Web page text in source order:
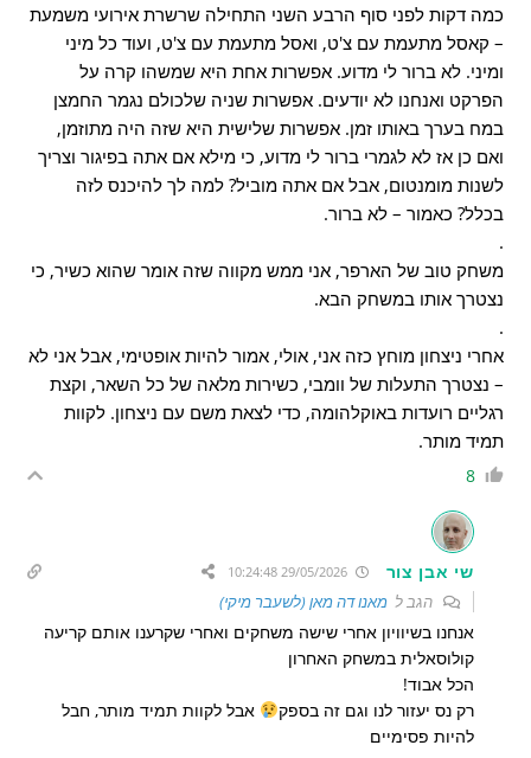
כמה דקות לפני סוף הרבע השני התחילה שרשרת אירועי משמעת
– קאסל מתעמת עם צ'ט, ואסל מתעמת עם צ'ט, ועוד כל מיני
ומיני. לא ברור לי מדוע. אפשרות אחת היא שמשהו קרה על
הפרקט ואנחנו לא יודעים. אפשרות שניה שלכולם נגמר החמצן
במח בערך באותו זמן. אפשרות שלישית היא שזה היה מתוזמן,
ואם כן אז לא לגמרי ברור לי מדוע, כי מילא אם אתה בפיגור וצריך
לשנות מומנטום, אבל אם אתה מוביל? למה לך להיכנס לזה
בכלל? כאמור – לא ברור.
.
משחק טוב של הארפר, אני ממש מקווה שזה אומר שהוא כשיר, כי
נצטרך אותו במשחק הבא.
.
אחרי ניצחון מוחץ כזה אני, אולי, אמור להיות אופטימי, אבל אני לא
– נצטרך התעלות של וומבי, כשירות מלאה של כל השאר, וקצת
רגליים רועדות באוקלהומה, כדי לצאת משם עם ניצחון. לקוות
תמיד מותר.
8
שי אבן צור 29/05/2026 10:24:48
הגב למאנו דה מאן (לשעבר מיקי)
אנחנו בשיוויון אחרי שישה משחקים ואחרי שקרענו אותם קריעה
קולוסאלית במשחק האחרון
הכל אבוד!
רק נס יעזור לנו וגם זה בספק
אבל לקוות תמיד מותר, חבל
להיות פסימיים